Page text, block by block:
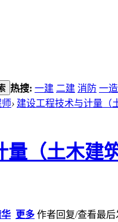
热搜: 一建 二建 消防 一造
› 建设工程技术与计量（
量（土木建
更多 作者回复/查看最后